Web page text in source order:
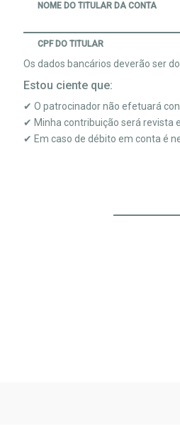
NOME DO TITULAR DA CONTA
CPF DO TITULAR
Os dados bancários deverão ser
Estou ciente que:
✔ O patrocinador não efetuará
✔ Minha contribuição será revista
✔ Em caso de débito em conta é